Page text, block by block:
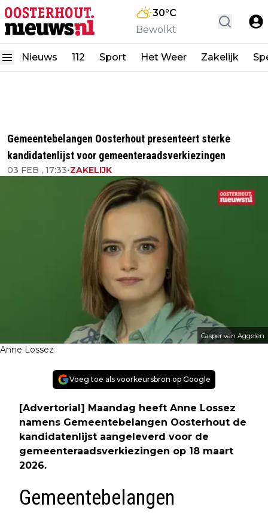
30°C
Bewolkt
Nieuws 112 Sport Het Weer Zakelijk
Gemeentebelangen Oosterhout presenteert sterke
kandidatenlijst voor gemeenteraadsverkiezingen
03 FEB , 17:33•ZAKELIJK
Casper van Aggelen
Anne Lossez
Voeg toe als voorkeursbron op Google
[Advertorial] Maandag heeft Anne Lossez
namens Gemeentebelangen Oosterhout de
kandidatenlijst aangeleverd voor de
gemeenteraadsverkiezingen op 18 maart
2026.
Gemeentebelangen